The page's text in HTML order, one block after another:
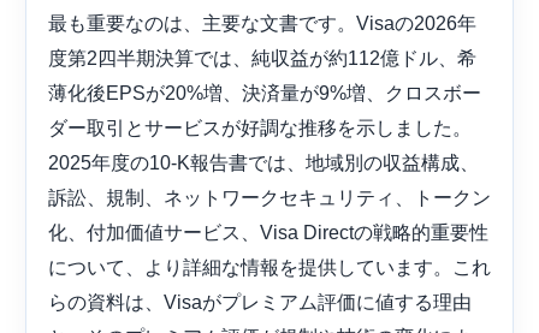
最も重要なのは、主要な文書です。Visaの2026年
度第2四半期決算では、純収益が約112億ドル、希
薄化後EPSが20%増、決済量が9%増、クロスボー
ダー取引とサービスが好調な推移を示しました。
2025年度の10-K報告書では、地域別の収益構成、
訴訟、規制、ネットワークセキュリティ、トークン
化、付加価値サービス、Visa Directの戦略的重要性
について、より詳細な情報を提供しています。これ
らの資料は、Visaがプレミアム評価に値する理由